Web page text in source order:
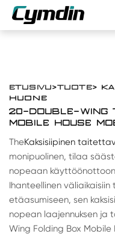
ETUSIVU>TUOTE>
HUONE
20-DOUBLE-WING
MOBILE HOUSE
TheKaksisiipinen
monipuolinen, tilaa
nopeaan käyttöönottoon
Ihanteellinen
etäasumiseen, sen
nopean laajennuksen ja
Wing Folding Box